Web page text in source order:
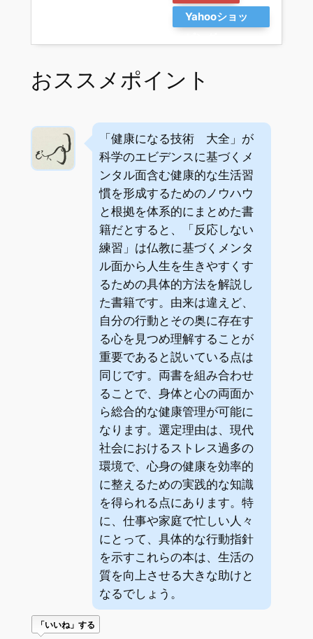
Yahooショッ
おススメポイント
「健康になる技術 大全」が
科学のエビデンスに基づくメ
ンタル面含む健康的な生活習
慣を形成するためのノウハウ
と根拠を体系的にまとめた書
籍だとすると、「反応しない
練習」は仏教に基づくメンタ
ル面から人生を生きやすくす
るための具体的方法を解説し
た書籍です。由来は違えど、
自分の行動とその奥に存在す
る心を見つめ理解することが
重要であると説いている点は
同じです。両書を組み合わせ
ることで、身体と心の両面か
ら総合的な健康管理が可能に
なります。選定理由は、現代
社会におけるストレス過多の
環境で、心身の健康を効率的
に整えるための実践的な知識
を得られる点にあります。特
に、仕事や家庭で忙しい人々
にとって、具体的な行動指針
を示すこれらの本は、生活の
質を向上させる大きな助けと
なるでしょう。
「いいね」する